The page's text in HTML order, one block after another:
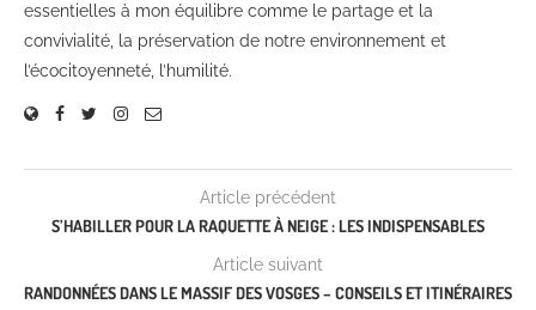
essentielles à mon équilibre comme le partage et la
convivialité, la préservation de notre environnement et
l’écocitoyenneté, l’humilité.
Article précédent
S’HABILLER POUR LA RAQUETTE À NEIGE : LES INDISPENSABLES
Article suivant
RANDONNÉES DANS LE MASSIF DES VOSGES – CONSEILS ET ITINÉRAIRES